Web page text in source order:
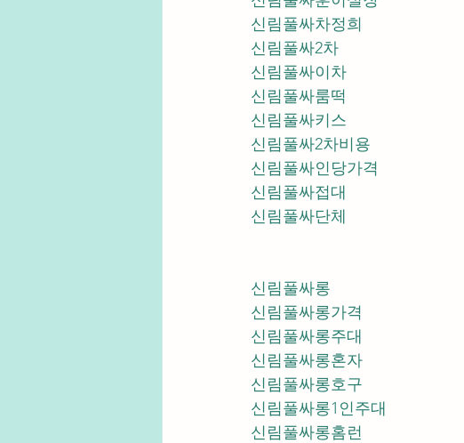
신림풀싸차정희
신림풀싸2차
신림풀싸이차
신림풀싸룸떡
신림풀싸키스
신림풀싸2차비용
신림풀싸인당가격
신림풀싸접대
신림풀싸단체
신림풀싸롱
신림풀싸롱가격
신림풀싸롱주대
신림풀싸롱혼자
신림풀싸롱호구
신림풀싸롱1인주대
신림풀싸롱홈런